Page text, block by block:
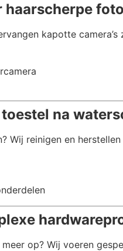
kapotte
na
reinigen en
op? Wij voeren